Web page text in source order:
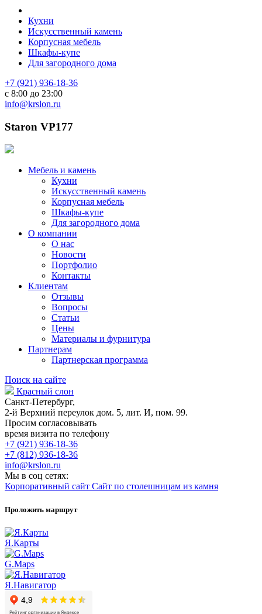
Кухни
Искусственный камень
Корпусная мебель
Шкафы-купе
Для загородного дома
+7 (921) 936-18-36
с 8:00 до 23:00
info@krslon.ru
Staron VP177
Мебель и камень
Кухни
Искусственный камень
Корпусная мебель
Шкафы-купе
Для загородного дома
О компании
О нас
Новости
Портфолио
Контакты
Клиентам
Отзывы
Вопросы
Статьи
Цены
Материалы и фурнитура
Партнерам
Партнерская программа
Поиск на сайте
Красный слон
Санкт-Петербург,
2-й Верхний переулок дом. 5, лит. И, пом. 99.
Просим согласовывать
время визита по телефону
+7 (921) 936-18-36
+7 (812) 936-18-36
info@krslon.ru
Мы в соц сетях:
Корпоративный сайт Сайт по столешницам из камня
Проложить маршрут
Я.Карты
G.Maps
Я.Навигатор